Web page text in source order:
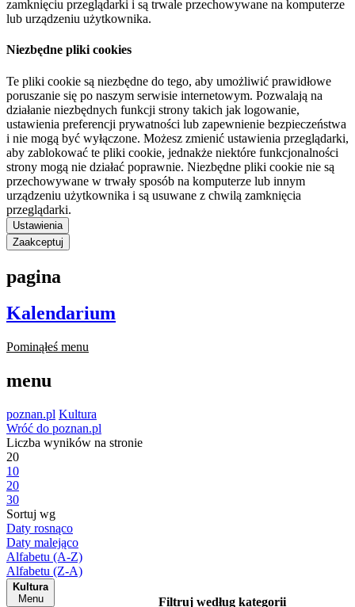
zamknięciu przeglądarki i są trwale przechowywane na komputerze
lub urządzeniu użytkownika.
Niezbędne pliki cookies
Te pliki cookie są niezbędne do tego, aby umożliwić prawidłowe
poruszanie się po naszym serwisie internetowym. Pozwalają na
działanie niezbędnych funkcji strony takich jak logowanie,
ustawienia preferencji prywatności lub zapewnienie bezpieczeństwa
i nie mogą być wyłączone. Możesz zmienić ustawienia przeglądarki,
aby zablokować te pliki cookie, jednakże niektóre funkcjonalności
strony mogą nie działać poprawnie. Niezbędne pliki cookie nie są
przechowywane w trwały sposób na komputerze lub innym
urządzeniu użytkownika i są usuwane z chwilą zamknięcia
przeglądarki.
Ustawienia
Zaakceptuj
pagina
Kalendarium
Pominąłeś menu
menu
poznan.pl Kultura
Wróć do poznan.pl
Liczba wyników na stronie
20
10
20
30
Sortuj wg
Daty rosnąco
Daty malejąco
Alfabetu (A-Z)
Alfabetu (Z-A)
Kultura
Menu
Filtruj według kategorii